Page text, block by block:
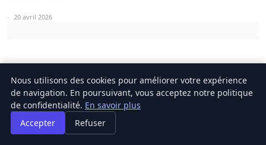
20 avril 2026
NEWSLETTER
Inscrivez-vous pour recevoir nos derniers articles
directement dans votre boîte mail.
Nous utilisons des cookies pour améliorer votre expérience
de navigation. En poursuivant, vous acceptez notre politique
de confidentialité. En savoir plus
Accepter
Refuser